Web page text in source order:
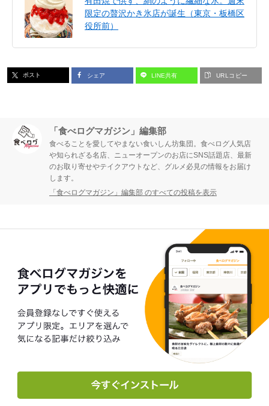
限定の贅沢かき氷店が誕生（東京・板橋区
役所前）
ポスト シェア LINE共有 URLコピー
「食べログマガジン」編集部
食べることを愛してやまない食いしん坊集団。食べログ人気店
や知られざる名店、ニューオープンのお店にSNS話題店、最新
のお取り寄せやテイクアウトなど、グルメ必見の情報をお届け
します。
「食べログマガジン」編集部 のすべての投稿を表示